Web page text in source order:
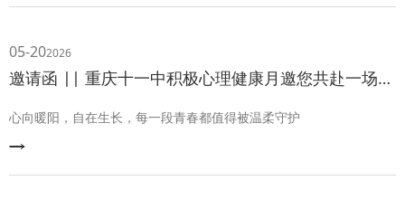
05-202026
邀请函 || 重庆十一中积极心理健康月邀您共赴一场心灵之约
心向暖阳，自在生长，每一段青春都值得被温柔守护